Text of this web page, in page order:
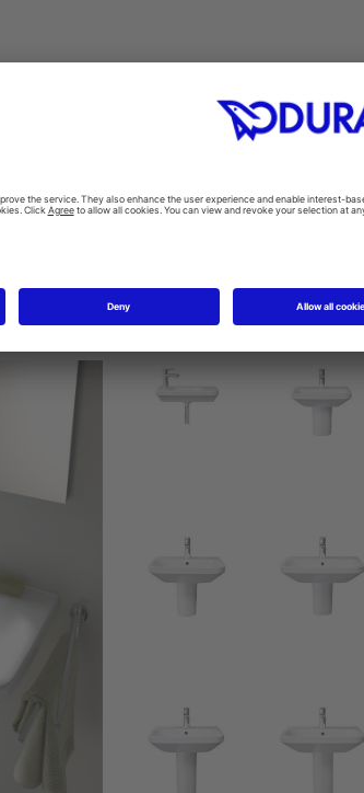
do nábytku
umyvadel, tedy od umývátka až po